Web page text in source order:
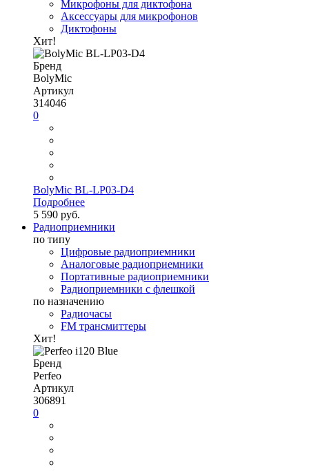
Микрофоны для диктофона
Аксессуары для микрофонов
Диктофоны
Хит!
Бренд
BolyMic
Артикул
314046
0
BolyMic BL-LP03-D4
Подробнее
5 590 руб.
Радиоприемники
по типу
Цифровые радиоприемники
Аналоговые радиоприемники
Портативные радиоприемники
Радиоприемники с флешкой
по назначению
Радиочасы
FM трансмиттеры
Хит!
Бренд
Perfeo
Артикул
306891
0